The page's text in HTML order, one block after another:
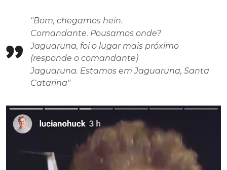
"Bom, chegamos hein.
Comandante. Pousamos onde?
Jaguaruna, foi o lugar mais próximo
(responde o comandante)
Jaguaruna. Estamos em Jaguaruna, Santa
Catarina"